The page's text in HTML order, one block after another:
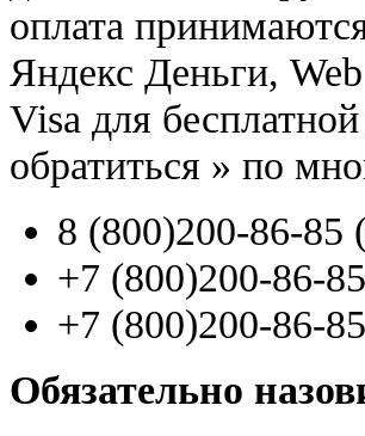
оплата
Яндекс Деньги,
Visa для
обратиться » по
8 (800)200-86-85
+7 (800)200-86-85
+7 (800)200-86-85
Обязательно